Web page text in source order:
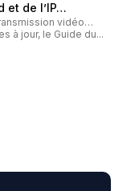
et de l’IP…
vidéo…
à jour, le Guide du...